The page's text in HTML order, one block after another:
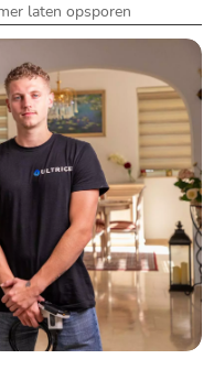
laten opsporen